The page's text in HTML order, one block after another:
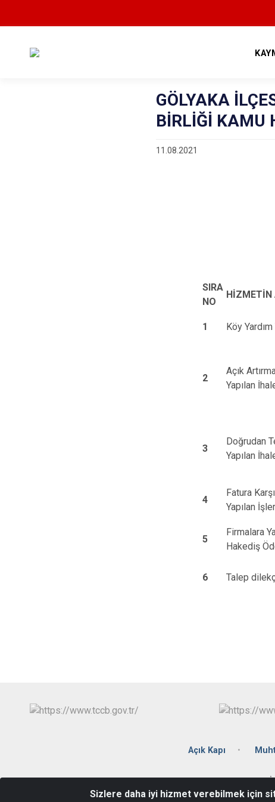
GÖLYAKA
BİRLİĞİ KAMU
11.08.2021
SIRA
NO
HİZMETİN
1 Köy
2
Açık
Yapılan
3
Doğrudan
Yapılan
4
Fatura
Yapılan İşler
5
Firmalara
Hakediş
6 Talep
Açık Kapı
Sizlere daha iyi hizmet verebilmek için